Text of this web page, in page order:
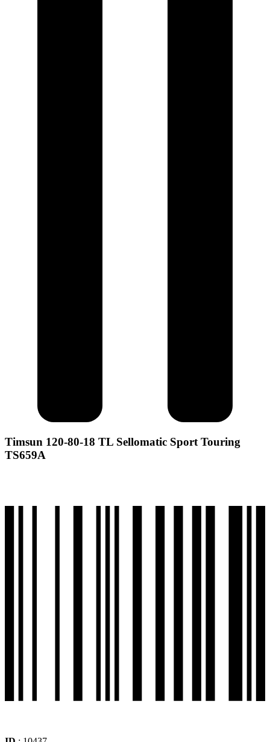
Timsun 120-80-18 TL Sellomatic Sport Touring
TS659A